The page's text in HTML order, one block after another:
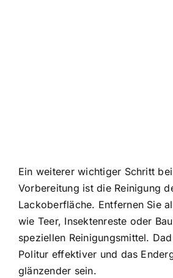
Ein weiterer wichtiger Schritt
Vorbereitung ist die Reinigung
Lackoberfläche. Entfernen Sie
wie Teer, Insektenreste oder
speziellen Reinigungsmittel.
Politur effektiver und das
glänzender sein.